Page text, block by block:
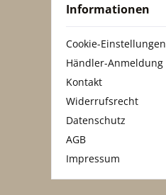
Informationen
Cookie-Einstellungen
Händler-Anmeldung
Kontakt
Widerrufsrecht
Datenschutz
AGB
Impressum